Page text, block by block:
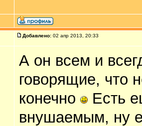
Добавлено: 02 апр 2013, 20:33
А он всем и
говорящие, что
конечно
Есть
внушаемым, ну